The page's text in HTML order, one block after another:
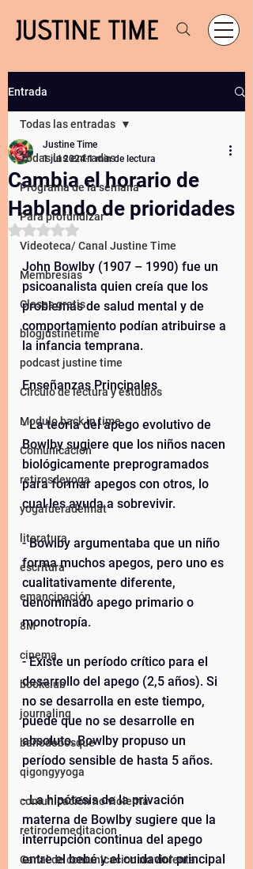
Entrada
Todas las entradas
Programa de la semana
Para profundizar
Videoteca/ Canal Justine Time
Membresías
Clases gratis
blogjustinetime
podcast justine time
Círculo de lectura y estudios
Modulo back in time
Comunicacion
retirosdeyoga
yogafueradelmat
literatura
escritura
emancipación
8M
cinema
bookclub
journaling
bañodebosque
qigongyyoga
comunicación no violenta
retirodemeditacion
Canal de comunicacion no violenta
Todas las entradas
Cambia el horario de
Hablando de prioridades
Justine Time
1 jul 2024 1 min de lectura
Obtuvo NaN de 5 estrellas.
John Bowlby (1907 – 1990) fue un
psicoanalista quien creía que los
problemas de salud mental y de
comportamiento podían atribuirse a
la infancia temprana.
Enseñanzas Principales
- La teoría del apego evolutivo de
Bowlby sugiere que los niños nacen
biológicamente preprogramados
para formar apegos con otros, lo
cual les ayuda a sobrevivir.
- Bowlby argumentaba que un niño
forma muchos apegos, pero uno es
cualitativamente diferente,
denominado apego primario o
monotropía.
- Existe un período crítico para el
desarrollo del apego (2,5 años). Si
no se desarrolla en este tiempo,
puede que no se desarrolle en
absoluto. Bowlby propuso un
período sensible de hasta 5 años.
- La hipótesis de la privación
materna de Bowlby sugiere que la
interrupción continua del apego
entre el bebé y el cuidador principal